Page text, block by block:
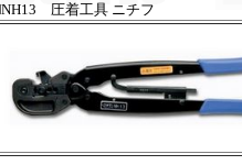
NH13 圧着工具 ニチフ